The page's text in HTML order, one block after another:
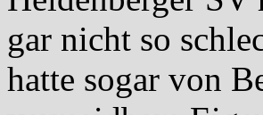
gar nicht so
hatte sogar von